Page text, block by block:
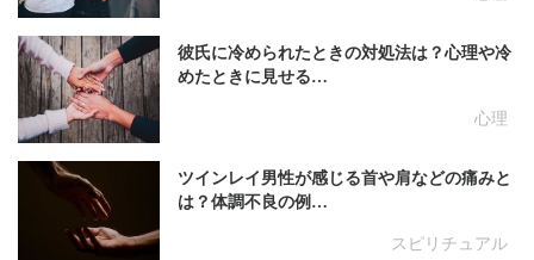
心理
彼氏に冷められたときの対処法は？心理や冷
めたときに見せる…
スピリチュアル
ツインレイ男性が感じる首や肩などの痛みと
は？体調不良の例…